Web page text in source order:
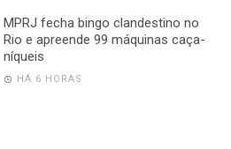
MPRJ fecha bingo clandestino no
Rio e apreende 99 máquinas caça-
níqueis
HÁ 6 HORAS